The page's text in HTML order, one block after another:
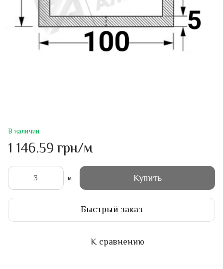
В наличии
1 146.59 грн/м
м Купить
Быстрый заказ
К сравнению